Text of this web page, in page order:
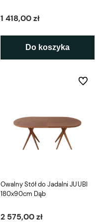
1 418,00 zł
Do koszyka
Owalny Stół do Jadalni JUUBI
180x90cm Dąb
2 575,00 zł
Do